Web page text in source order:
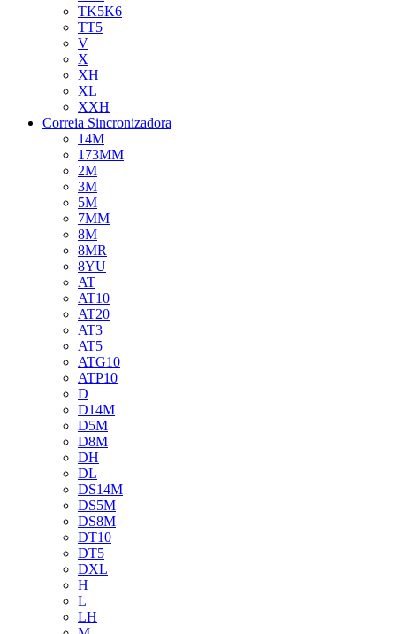
TK5K6
TT5
V
X
XH
XL
XXH
Correia Sincronizadora
14M
173MM
2M
3M
5M
7MM
8M
8MR
8YU
AT
AT10
AT20
AT3
AT5
ATG10
ATP10
D
D14M
D5M
D8M
DH
DL
DS14M
DS5M
DS8M
DT10
DT5
DXL
H
L
LH